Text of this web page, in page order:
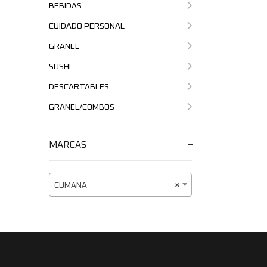
BEBIDAS
CUIDADO PERSONAL
GRANEL
SUSHI
DESCARTABLES
GRANEL/COMBOS
MARCAS
×
CUMANA